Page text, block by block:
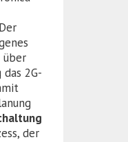
über
2G-
der